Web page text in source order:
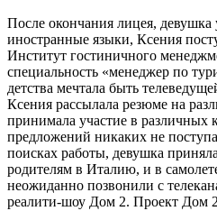
После окончания лицея, девушка
иностранные языки, Ксения
Институт гостиничного
специальность «менеджер по
детства мечтала быть
Ксения рассылала резюме на
принимала участие в различных
предложений никаких не
поисках работы, девушка
родителям в Италию, и в
неожиданно позвонили с
реалити-шоу Дом 2. Проект Дом 2